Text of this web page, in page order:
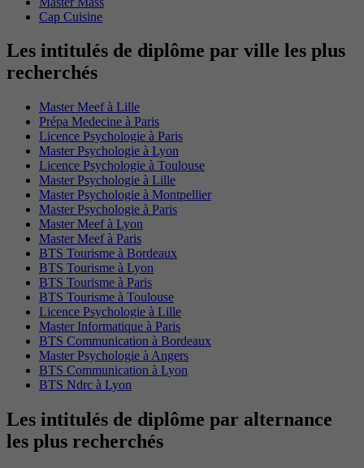
Cap Cuisine
Les intitulés de diplôme par ville les plus
recherchés
Master Meef à Lille
Prépa Medecine à Paris
Licence Psychologie à Paris
Master Psychologie à Lyon
Licence Psychologie à Toulouse
Master Psychologie à Lille
Master Psychologie à Montpellier
Master Psychologie à Paris
Master Meef à Lyon
Master Meef à Paris
BTS Tourisme à Bordeaux
BTS Tourisme à Lyon
BTS Tourisme à Paris
BTS Tourisme à Toulouse
Licence Psychologie à Lille
Master Informatique à Paris
BTS Communication à Bordeaux
Master Psychologie à Angers
BTS Communication à Lyon
BTS Ndrc à Lyon
Les intitulés de diplôme par alternance
les plus recherchés